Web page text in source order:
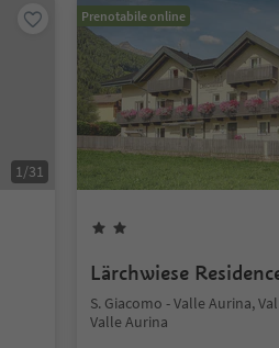
1/31
Prenotabile online
Lärchwiese
S. Giacomo - Valle Aurina,
Valle Aurina